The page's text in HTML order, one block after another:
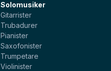
Solomusiker
Gitarrister
Trubadurer
Pianister
Saxofonister
Trumpetare
Violinister